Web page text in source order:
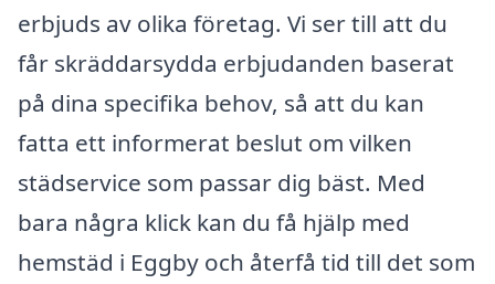
erbjuds av olika företag. Vi ser till att du
får skräddarsydda erbjudanden baserat
på dina specifika behov, så att du kan
fatta ett informerat beslut om vilken
städservice som passar dig bäst. Med
bara några klick kan du få hjälp med
hemstäd i Eggby och återfå tid till det som